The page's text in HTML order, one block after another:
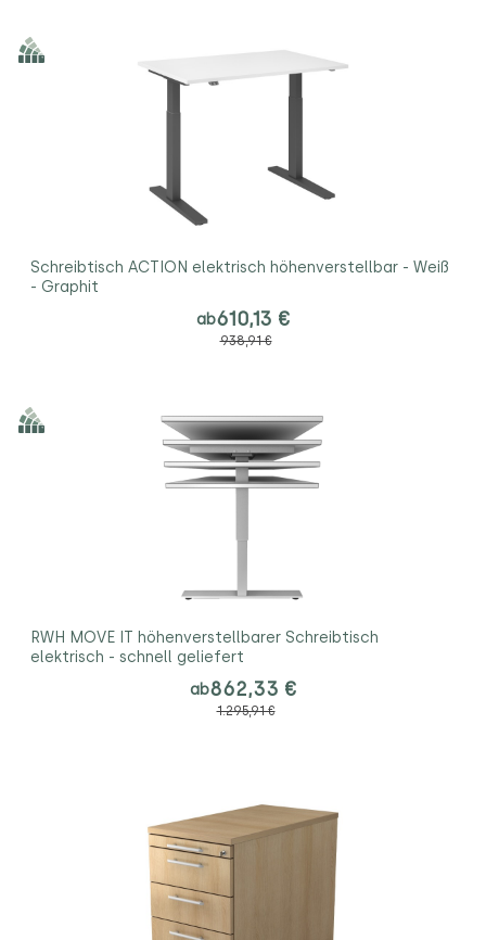
Schreibtisch ACTION elektrisch höhenverstellbar - Weiß
- Graphit
ab610,13 €
938,91 €
RWH MOVE IT höhenverstellbarer Schreibtisch
elektrisch - schnell geliefert
ab862,33 €
1.295,91 €